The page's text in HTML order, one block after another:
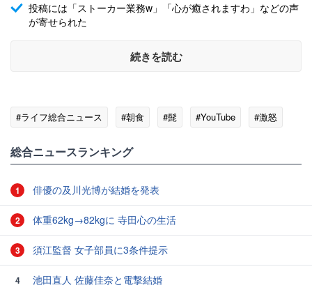
投稿には「ストーカー業務w」「心が癒されますわ」などの声
が寄せられた
続きを読む
#ライフ総合ニュース #朝食 #髭 #YouTube #激怒
総合ニュースランキング
1 俳優の及川光博が結婚を発表
2 体重62kg→82kgに 寺田心の生活
3 須江監督 女子部員に3条件提示
4 池田直人 佐藤佳奈と電撃結婚